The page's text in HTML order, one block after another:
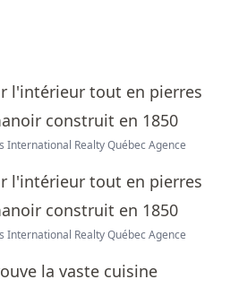
International Realty Québec Agence
International Realty Québec Agence
la vaste cuisine